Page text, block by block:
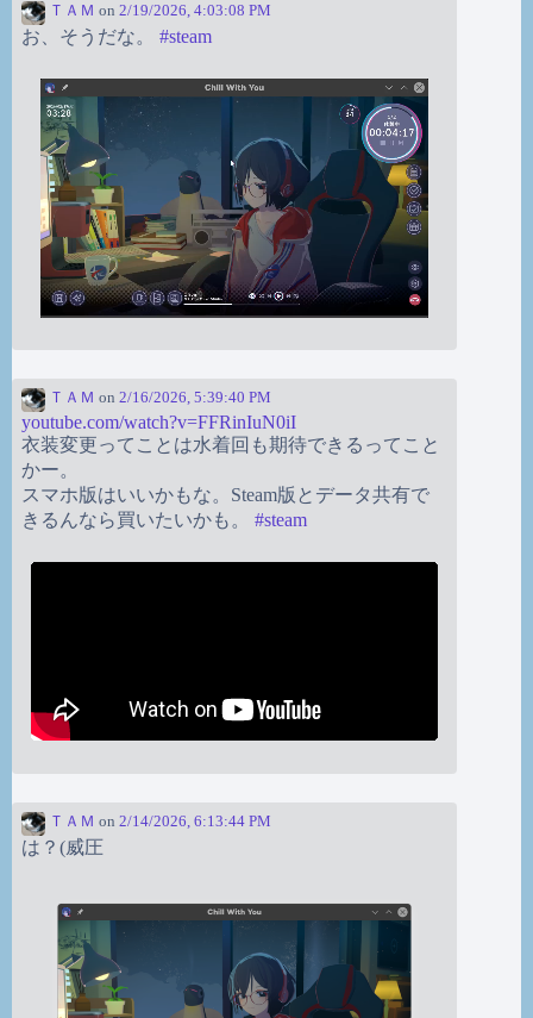
ＴＡＭ on 2/19/2026, 4:03:08 PM
お、そうだな。 #steam
ＴＡＭ on 2/16/2026, 5:39:40 PM
youtube.com/watch?v=FFRinIuN0iI
衣装変更ってことは水着回も期待できるってこと
かー。
スマホ版はいいかもな。Steam版とデータ共有で
きるんなら買いたいかも。 #steam
ＴＡＭ on 2/14/2026, 6:13:44 PM
は？(威圧